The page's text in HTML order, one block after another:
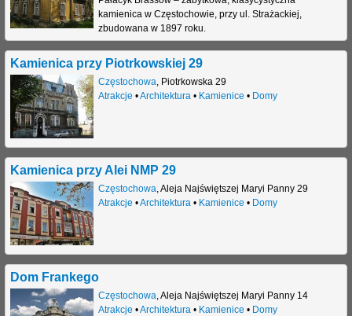
kamienica w Częstochowie, przy ul. Strażackiej,
zbudowana w 1897 roku.
Kamienica przy Piotrkowskiej 29
Częstochowa Piotrkowska 29
Atrakcje •Architektura • Kamienice • Domy
Kamienica przy Alei NMP 29
Częstochowa Aleja Najświętszej Maryi Panny 29
Atrakcje •Architektura • Kamienice • Domy
Dom Frankego
Częstochowa Aleja Najświętszej Maryi Panny 14
Atrakcje •Architektura • Kamienice • Domy